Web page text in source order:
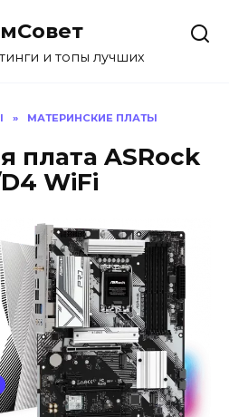
и топы лучших
» МАТЕРИНСКИЕ ПЛАТЫ
плата ASRock
WiFi